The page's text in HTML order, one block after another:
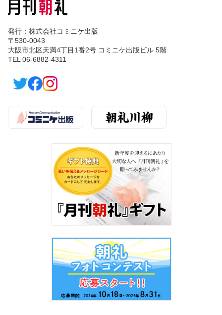
発行：株式会社コミニケ出版
〒530-0043
大阪市北区天満4丁目1番2号 コミニケ出版ビル 5階
TEL 06-6882-4311